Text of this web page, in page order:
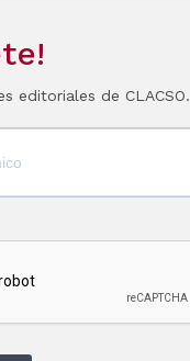
editoriales de CLACSO.